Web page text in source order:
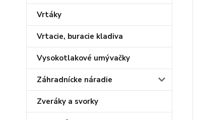
Vrtáky
Vrtacie, buracie kladiva
Vysokotlakové umývačky
Záhradnícke náradie
Zveráky a svorky